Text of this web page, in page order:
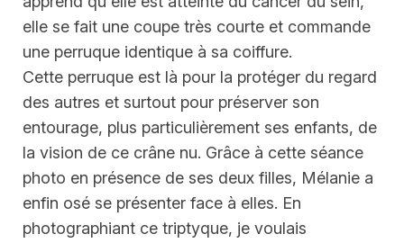
elle se fait une coupe très courte et commande
une perruque identique à sa coiffure.
Cette perruque est là pour la protéger du regard
des autres et surtout pour préserver son
entourage, plus particulièrement ses enfants, de
la vision de ce crâne nu. Grâce à cette séance
photo en présence de ses deux filles, Mélanie a
enfin osé se présenter face à elles. En
photographiant ce triptyque, je voulais